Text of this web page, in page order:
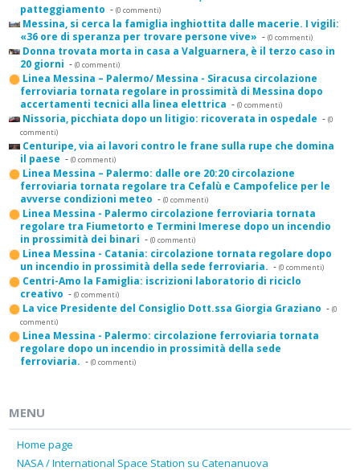
patteggiamento - (0 commenti)
Messina, si cerca la famiglia inghiottita dalle macerie. I vigili:
«36 ore di speranza per trovare persone vive» - (0 commenti)
Donna trovata morta in casa a Valguarnera, è il terzo caso in
20 giorni - (0 commenti)
Linea Messina – Palermo/ Messina - Siracusa circolazione
ferroviaria tornata regolare in prossimità di Messina dopo
accertamenti tecnici alla linea elettrica - (0 commenti)
Nissoria, picchiata dopo un litigio: ricoverata in ospedale - (0
commenti)
Centuripe, via ai lavori contro le frane sulla rupe che domina
il paese - (0 commenti)
Linea Messina – Palermo: dalle ore 20:20 circolazione
ferroviaria tornata regolare tra Cefalù e Campofelice per le
avverse condizioni meteo - (0 commenti)
Linea Messina - Palermo circolazione ferroviaria tornata
regolare tra Fiumetorto e Termini Imerese dopo un incendio
in prossimità dei binari - (0 commenti)
Linea Messina - Catania: circolazione tornata regolare dopo
un incendio in prossimità della sede ferroviaria. - (0 commenti)
Centri-Amo la Famiglia: iscrizioni laboratorio di riciclo
creativo - (0 commenti)
La vice Presidente del Consiglio Dott.ssa Giorgia Graziano - (0
commenti)
Linea Messina - Palermo: circolazione ferroviaria tornata
regolare dopo un incendio in prossimità della sede
ferroviaria. - (0 commenti)
MENU
Home page
NASA / International Space Station su Catenanuova